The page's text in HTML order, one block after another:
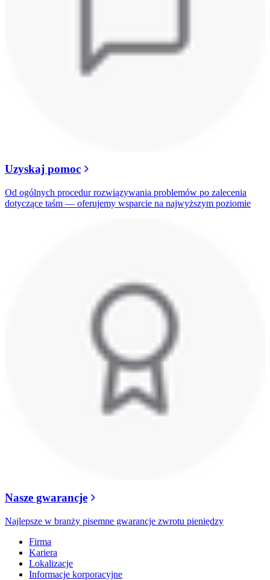
Uzyskaj pomoc
Od ogólnych procedur rozwiązywania problemów po zalecenia
dotyczące taśm — oferujemy wsparcie na najwyższym poziomie
Nasze gwarancje
Najlepsze w branży pisemne gwarancje zwrotu pieniędzy
Firma
Kariera
Lokalizacje
Informacje korporacyjne